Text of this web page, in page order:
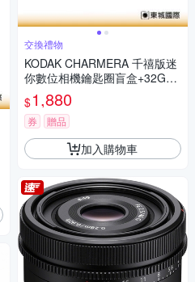
交換禮物
KODAK CHARMERA 千禧版迷
你數位相機鑰匙圈盲盒+32G記
憶卡組
$1,880
券 贈品
加入購物車